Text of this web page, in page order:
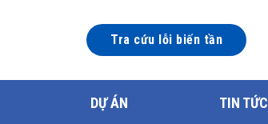
Tra cứu lỗi biến tần
DỰ ÁN TIN TỨC